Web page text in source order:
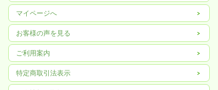
マイページへ
お客様の声を見る
ご利用案内
特定商取引法表示